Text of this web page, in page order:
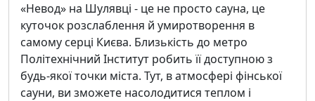
«Невод» на Шулявці - це не просто сауна, це
куточок розслаблення й умиротворення в
самому серці Києва. Близькість до метро
Політехнічний Інститут робить її доступною з
будь-якої точки міста. Тут, в атмосфері фінської
сауни, ви зможете насолодитися теплом і